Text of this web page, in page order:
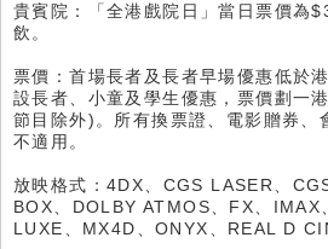
貴賓院：「全港戲院日」當日票價為
飲。
票價：首場長者及長者早場優惠低於
設長者、小童及學生優惠，票價劃一
節目除外)。所有換票證、電影贈券、
不適用。
放映格式：4DX、CGS LASER、
BOX、DOLBY ATMOS、FX、IMAX
LUXE、MX4D、ONYX、REAL D